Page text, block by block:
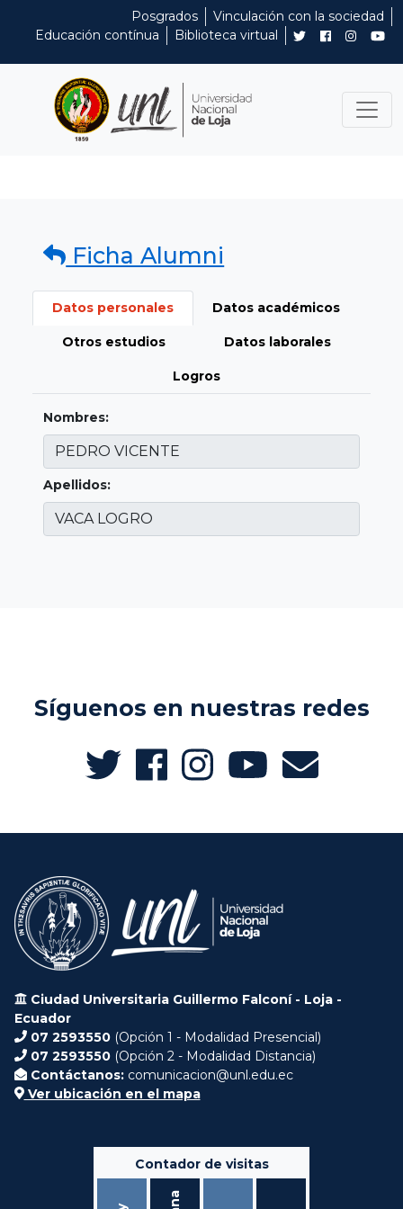
Posgrados
Vinculación con la sociedad
Educación contínua
Biblioteca virtual
Ficha Alumni
Datos personales Datos académicos
Otros estudios Datos laborales
Logros
Nombres:
Apellidos:
Síguenos en nuestras redes
Ciudad Universitaria Guillermo Falconí - Loja -
Ecuador
07 2593550 (Opción 1 - Modalidad Presencial)
07 2593550 (Opción 2 - Modalidad Distancia)
Contáctanos: comunicacion@unl.edu.ec
Ver ubicación en el mapa
Contador de visitas